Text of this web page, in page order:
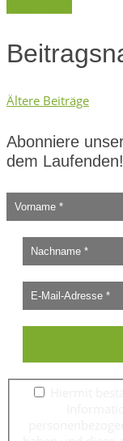
Ältere Beiträge
Abonniere
dem Laufenden!